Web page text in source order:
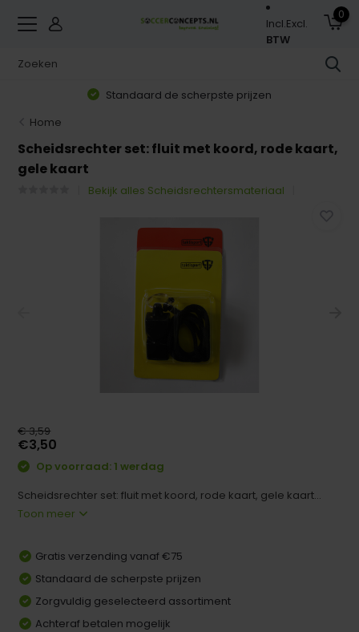
Incl.Excl.
BTW
0
Standaard de scherpste prijzen
Home
Scheidsrechter set: fluit met koord, rode kaart,
gele kaart
Bekijk alles Scheidsrechtersmateriaal
€ 3,59
€3,50
Op voorraad: 1 werdag
Scheidsrechter set: fluit met koord, rode kaart, gele kaart...
Toon meer
Gratis verzending vanaf €75
Standaard de scherpste prijzen
Zorgvuldig geselecteerd assortiment
Achteraf betalen mogelijk